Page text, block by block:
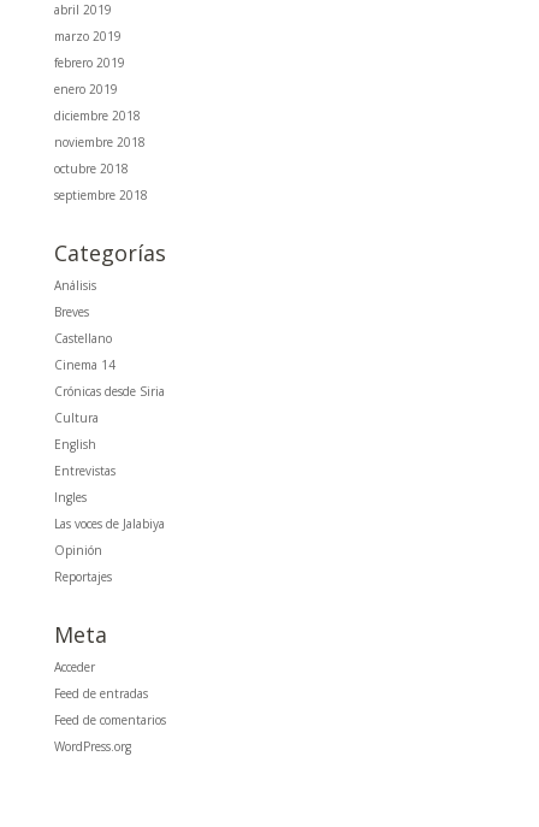
abril 2019
marzo 2019
febrero 2019
enero 2019
diciembre 2018
noviembre 2018
octubre 2018
septiembre 2018
Categorías
Análisis
Breves
Castellano
Cinema 14
Crónicas desde Siria
Cultura
English
Entrevistas
Ingles
Las voces de Jalabiya
Opinión
Reportajes
Meta
Acceder
Feed de entradas
Feed de comentarios
WordPress.org